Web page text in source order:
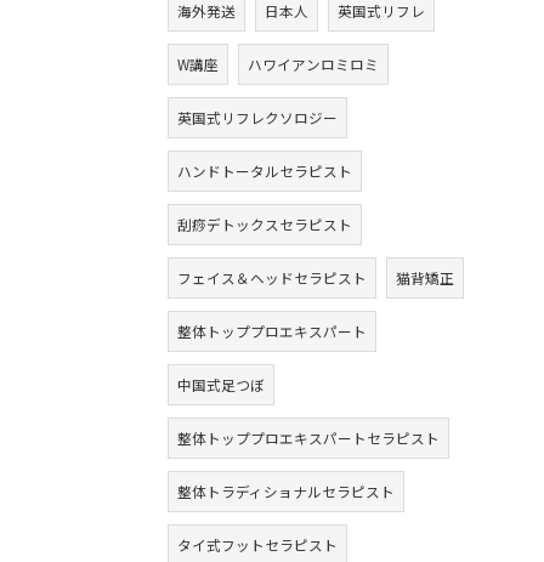
海外発送 日本人 英国式リフレ
W講座 ハワイアンロミロミ
英国式リフレクソロジー
ハンドトータルセラピスト
刮痧デトックスセラピスト
フェイス＆ヘッドセラピスト 猫背矯正
整体トッププロエキスパート
中国式足つぼ
整体トッププロエキスパートセラピスト
整体トラディショナルセラピスト
タイ式フットセラピスト